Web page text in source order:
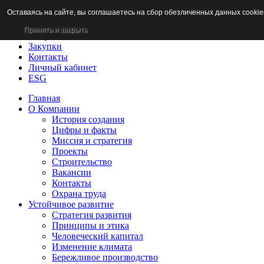
Новости
Раскрытие информации
Потребителям
Закупки
Контакты
Личный кабинет
ESG
Главная
О Компании
История создания
Цифры и факты
Миссия и стратегия
Проекты
Строительство
Вакансии
Контакты
Охрана труда
Устойчивое развитие
Стратегия развития
Принципы и этика
Человеческий капитал
Изменение климата
Бережливое производство
Оставаясь на сайте, вы соглашаетесь на сбор обезличенных данных
Принять и закрыть